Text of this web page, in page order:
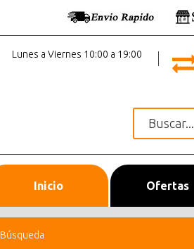
Lunes a Viernes 10:00 a 19:00
Inicio Ofertas
Búsqueda